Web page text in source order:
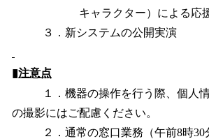
キャラクター）による応援
３．新システムの公開実演
▮注意点
１．機器の操作を行う際、個人情
の撮影にはご配慮ください。
２．通常の窓口業務（午前8時30